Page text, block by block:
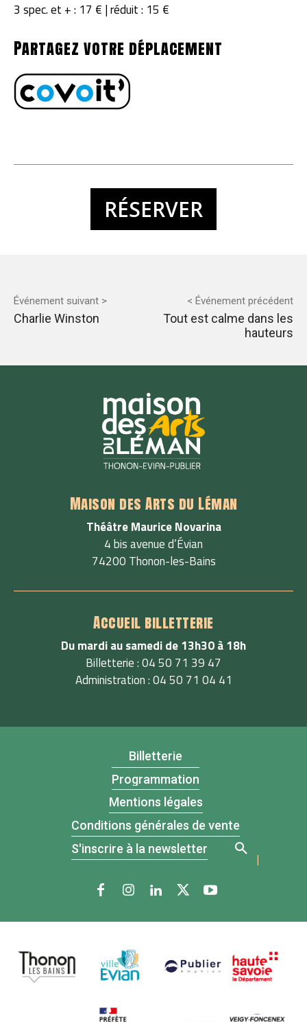
3 spec. et + : 17 € | réduit : 15 €
Partagez votre déplacement
RÉSERVER
Événement suivant >
Charlie Winston
< Événement précédent
Tout est calme dans les
hauteurs
Maison des Arts du Léman
Théâtre Maurice Novarina
4 bis avenue d’Évian
74200 Thonon-les-Bains
Accueil billetterie
Du mardi au samedi de 13h30 à 18h
Billetterie : 04 50 71 39 47
Administration : 04 50 71 04 41
Billetterie
Programmation
Mentions légales
Conditions générales de vente
S'inscrire à la newsletter
|